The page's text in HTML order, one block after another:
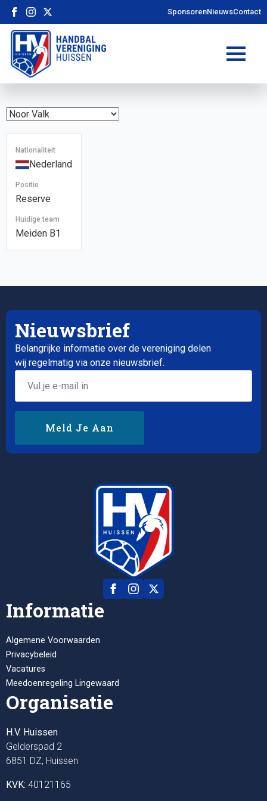
SponsorenNieuwsContact
Nationaliteit
Nederland
Positie
Reserve
Huidige team
Meiden B1
Nieuwsbrief
Belangrijke informatie over de vereniging delen
wij regelmatig via onze nieuwsbrief.
Email
Meld Je Aan
Informatie
Algemene Voorwaarden
Privacybeleid
Vacatures
Meedoenregeling Lingewaard
Organisatie
H.V. Huissen
Gelderspad 2
6851 DZ, Huissen
KVK: 40121165